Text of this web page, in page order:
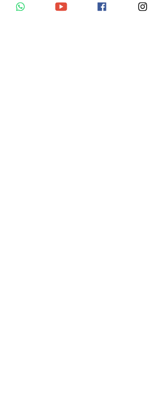
מציאת האמת | עם עו״ד בטי ט.ג.